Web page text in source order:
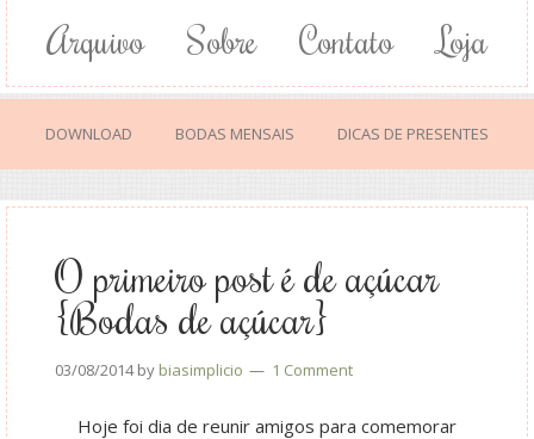
Arquivo Sobre Contato Loja
DOWNLOAD BODAS MENSAIS DICAS DE PRESENTES
O primeiro post é de açúcar
{Bodas de açúcar}
03/08/2014by biasimplicio 1 Comment
Hoje foi dia de reunir amigos para comemorar